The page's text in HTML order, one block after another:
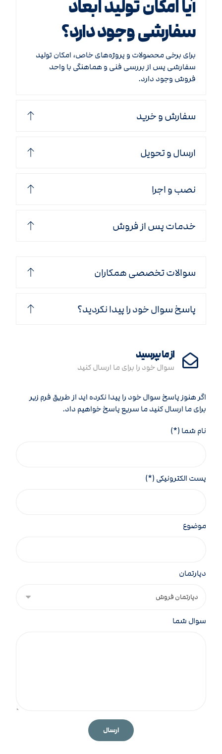
آیا امکان تولید ابعاد
سفارشی وجود دارد؟
برای برخی محصولات و پروژه‌های خاص، امکان تولید
سفارشی پس از بررسی فنی و هماهنگی با واحد
فروش وجود دارد.
سفارش و خرید
ارسال و تحویل
نصب و اجرا
خدمات پس از فروش
سوالات تخصصی همکاران
پاسخ سوال خود را پیدا نکردید؟
از ما بپرسید
سوال خود را برای ما ارسال کنید
اگر هنوز پاسخ سوال خود را پیدا نکرده اید از طریق فرم زیر
برای ما ارسال کنید ما سریع پاسخ خواهیم داد.
نام شما (*)
پست الکترونیکی (*)
موضوع
دپارتمان
سوال شما